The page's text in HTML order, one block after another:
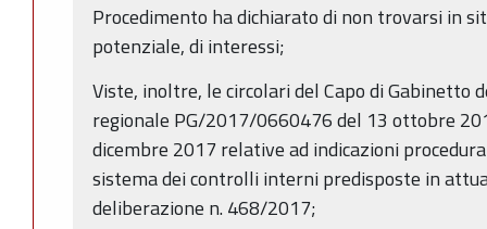
Procedimento ha dichiarato di non trovarsi in
potenziale, di interessi;
Viste, inoltre, le circolari del Capo di Gabinetto
regionale PG/2017/0660476 del 13 ottobre
dicembre 2017 relative ad indicazioni
sistema dei controlli interni predisposte in
deliberazione n. 468/2017;